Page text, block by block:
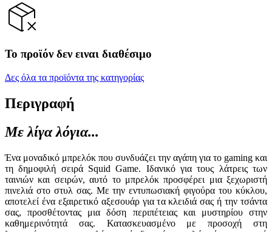
Το προϊόν δεν ειναι διαθέσιμο
Δες όλα τα προϊόντα της κατηγορίας
Περιγραφή
Με λίγα λόγια...
Ένα μοναδικό μπρελόκ που συνδυάζει την αγάπη για το gaming και
τη δημοφιλή σειρά Squid Game. Ιδανικό για τους λάτρεις των
ταινιών και σειρών, αυτό το μπρελόκ προσφέρει μια ξεχωριστή
πινελιά στο στυλ σας. Με την εντυπωσιακή φιγούρα του κύκλου,
αποτελεί ένα εξαιρετικό αξεσουάρ για τα κλειδιά σας ή την τσάντα
σας, προσθέτοντας μια δόση περιπέτειας και μυστηρίου στην
καθημερινότητά σας. Κατασκευασμένο με προσοχή στη